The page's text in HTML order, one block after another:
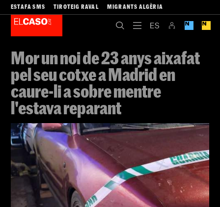
ESTAFA SMS TIROTEIG RAVAL MIGRANTS ALGÈRIA
Mor un noi de 23 anys aixafat
pel seu cotxe a Madrid en
caure-li a sobre mentre
l'estava reparant